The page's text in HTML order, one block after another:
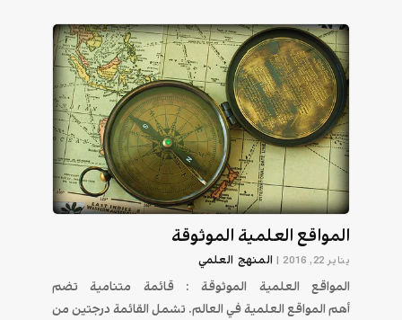
المواقع العلمية الموثوقة
يناير 22, 2016 | المنهج العلمي
المواقع العلمية الموثوقة : قائمة متنامية تضم
أهم المواقع العلمية في العالم. تشمل القائمة درجتين من